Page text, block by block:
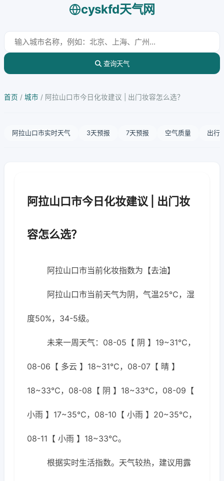
cyskfd天气网
查询天气
首页 / 城市 / 阿拉山口市今日化妆建议 | 出门妆容怎么选？
阿拉山口市实时天气 3天预报 7天预报 空气质量 出行
阿拉山口市今日化妆建议 | 出门妆
容怎么选？
阿拉山口市当前化妆指数为【去油】
阿拉山口市当前天气为阴，气温25℃，湿
度50%，34-5级。
未来一周天气：08-05【 阴 】19~31℃，
08-06【 多云 】18~31℃，08-07【 晴 】
18~33℃，08-08【 阴 】18~33℃，08-09【
小雨 】17~35℃，08-10【 小雨 】20~35℃，
08-11【 小雨 】18~33℃。
根据实时生活指数。天气较热，建议用露